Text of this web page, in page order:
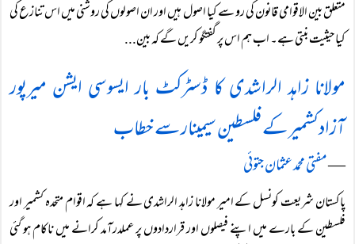
متعلق بین الاقوامی قانون کی رو سے کیا اصول ہیں اور ان اصولوں کی روشنی میں اس تنازع کی
کیا حیثیت بنتی ہے۔ اب ہم اس پر گفتگو کریں گے کہ بین...
مولانا زاہد الراشدی کا ڈسٹرکٹ بار ایسوسی ایشن میرپور
آزادکشمیر کے فلسطین سیمینار سے خطاب
―مفتی محمد عثمان جتوئی
پاکستان شریعت کونسل کے امیر مولانا زاہد الراشدی نے کہا ہے کہ اقوام متحدہ کشمیر اور
فلسطین کے بارے میں اپنے فیصلوں اور قراردادوں پر عملدرآمد کرانے میں ناکام ہو گئی